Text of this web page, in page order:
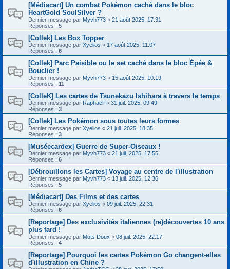
[Médiacart] Un combat Pokémon caché dans le bloc
HeartGold SoulSilver ?
Dernier message par Myvh773 « 21 août 2025, 17:31
Réponses : 5
[Collek] Les Box Topper
Dernier message par Xyelios « 17 août 2025, 11:07
Réponses : 6
[Collek] Parc Paisible ou le set caché dans le bloc Épée &
Bouclier !
Dernier message par Myvh773 « 15 août 2025, 10:19
Réponses : 11
[ColleK] Les cartes de Tsunekazu Ishihara à travers le temps
Dernier message par Raphaelf « 31 juil. 2025, 09:49
Réponses : 3
[Collek] Les Pokémon sous toutes leurs formes
Dernier message par Xyelios « 21 juil. 2025, 18:35
Réponses : 3
[Muséecardex] Guerre de Super-Oiseaux !
Dernier message par Myvh773 « 21 juil. 2025, 17:55
Réponses : 6
[Débrouillons les Cartes] Voyage au centre de l'illustration
Dernier message par Myvh773 « 13 juil. 2025, 12:36
Réponses : 5
[Médiacart] Des Films et des cartes
Dernier message par Xyelios « 09 juil. 2025, 22:31
Réponses : 6
[Reportage] Des exclusivités italiennes (re)découvertes 10 ans
plus tard !
Dernier message par Mots Doux « 08 juil. 2025, 22:17
Réponses : 4
[Reportage] Pourquoi les cartes Pokémon Go changent-elles
d'illustration en Chine ?